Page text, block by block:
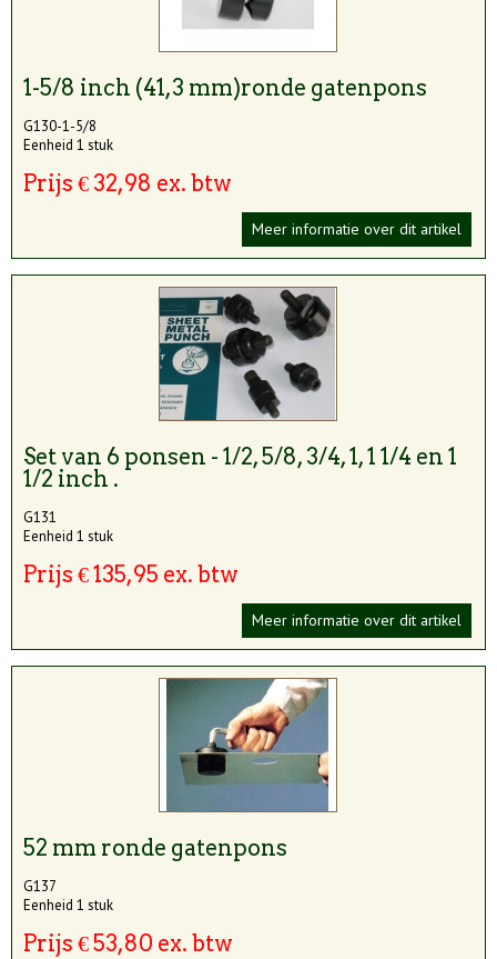
1-5/8 inch (41,3 mm)ronde gatenpons
G130-1-5/8
Eenheid 1 stuk
Prijs € 32,98 ex. btw
Meer informatie over dit artikel
Set van 6 ponsen - 1/2, 5/8, 3/4, 1, 1 1/4 en 1
1/2 inch .
G131
Eenheid 1 stuk
Prijs € 135,95 ex. btw
Meer informatie over dit artikel
52 mm ronde gatenpons
G137
Eenheid 1 stuk
Prijs € 53,80 ex. btw